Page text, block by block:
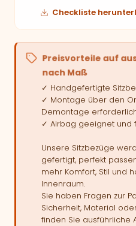
Checkliste
Preisvorteile auf
nach Maß
✓ Handgefertigte
✓ Montage über den
Demontage
✓ Airbag geeignet und
Unsere Sitzbezüge
gefertigt, perfekt
mehr Komfort, Stil und
Innenraum.
Sie haben Fragen zur
Sicherheit, Material
finden Sie ausführliche